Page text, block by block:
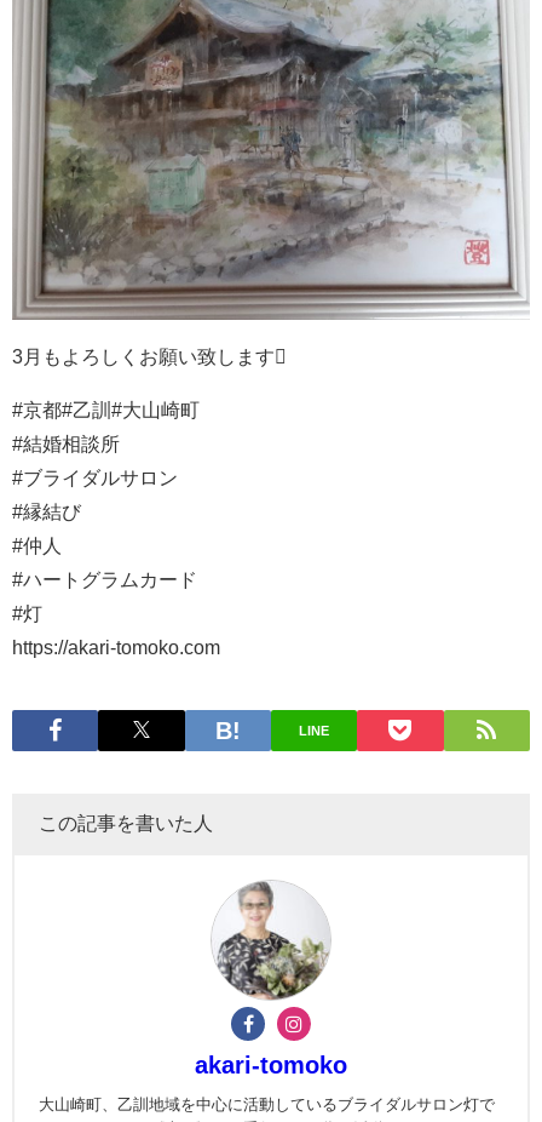
3月もよろしくお願い致します
#京都#乙訓#大山崎町
#結婚相談所
#ブライダルサロン
#縁結び
#仲人
#ハートグラムカード
#灯
https://akari-tomoko.com
LINE
この記事を書いた人
akari-tomoko
大山崎町、乙訓地域を中心に活動しているブライダルサロン灯で